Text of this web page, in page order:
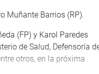
Muñante Barrios (RP).
(FP) y Karol Paredes
de Salud, Defensoría
otros, en la próxima